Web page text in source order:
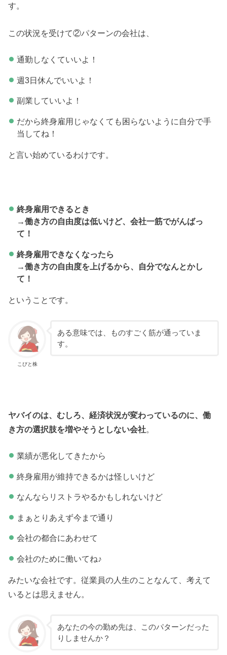
す。
この状況を受けて②パターンの会社は、
通勤しなくていいよ！
週3日休んでいいよ！
副業していいよ！
だから終身雇用じゃなくても困らないように自分で手
当してね！
と言い始めているわけです。
終身雇用できるとき
→働き方の自由度は低いけど、会社一筋でがんばっ
て！
終身雇用できなくなったら
→働き方の自由度を上げるから、自分でなんとかし
て！
ということです。
こびと株
ある意味では、ものすごく筋が通っていま
す。
ヤバイのは、むしろ、経済状況が変わっているのに、働
き方の選択肢を増やそうとしない会社。
業績が悪化してきたから
終身雇用が維持できるかは怪しいけど
なんならリストラやるかもしれないけど
まぁとりあえず今まで通り
会社の都合にあわせて
会社のために働いてね♪
みたいな会社です。従業員の人生のことなんて、考えて
いるとは思えません。
あなたの今の勤め先は、このパターンだった
りしませんか？